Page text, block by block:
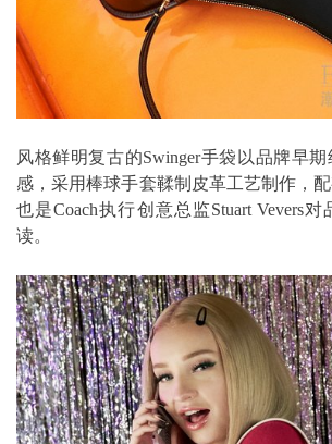
风格鲜明复古的Swinger手袋以品牌早
感，采用棒球手套鞣制皮革工艺制作，
也是Coach执行创意总监Stuart Vevers
读。